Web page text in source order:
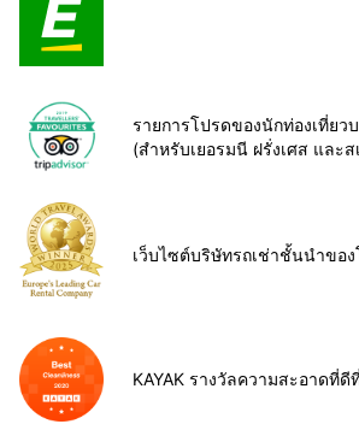
รายการโปรดของนักท่องเที่ยว
(สำหรับเยอรมนี ฝรั่งเศส และส
เว็บไซต์บริษัทรถเช่าชั้นนำของ
KAYAK รางวัลความสะอาดที่